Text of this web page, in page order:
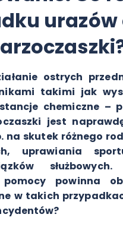
urazów
ostrych
takimi jak
chemiczne –
jest
na skutek różnego
uprawiania
powinna
w takich